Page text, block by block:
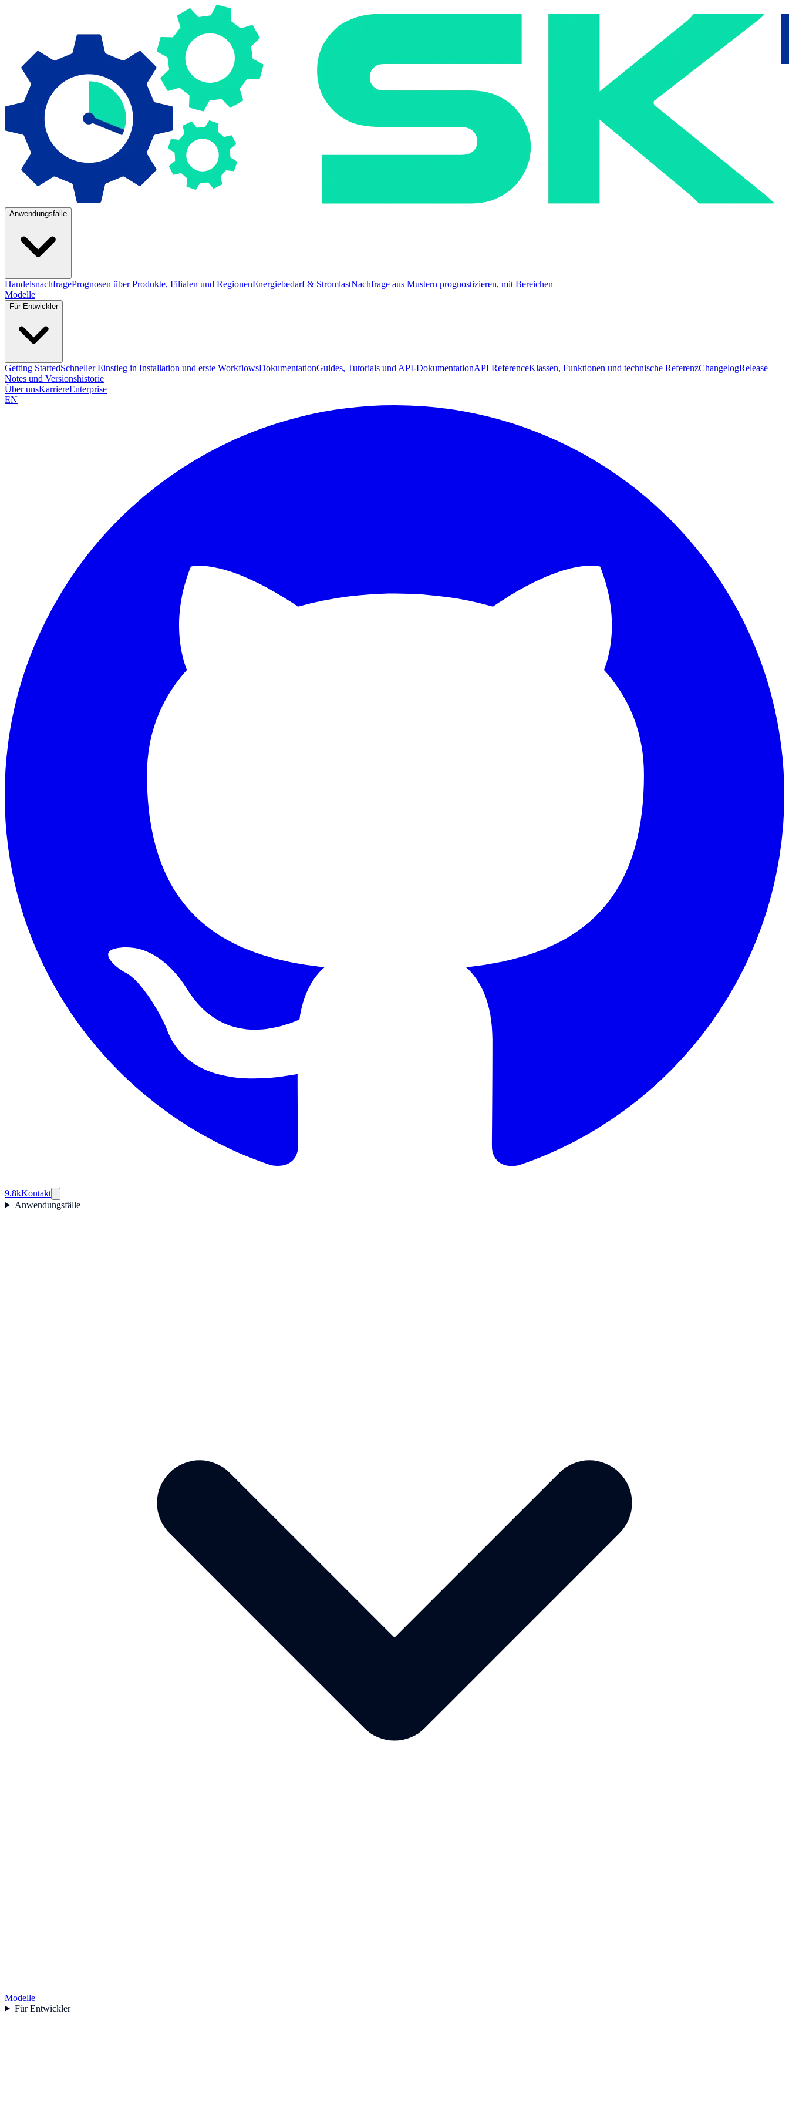
Anwendungsfälle
HandelsnachfragePrognosen über Produkte, Filialen und RegionenEnergiebedarf & StromlastNachfrage aus Mustern prognostizieren, mit Bereichen
Modelle
Für Entwickler
Getting StartedSchneller Einstieg in Installation und erste WorkflowsDokumentationGuides, Tutorials und API-DokumentationAPI ReferenceKlassen, Funktionen und technische ReferenzChangelogRelease
Notes und Versionshistorie
Über unsKarriereEnterprise
EN
9.8kKontakt
Anwendungsfälle
Modelle
Für Entwickler